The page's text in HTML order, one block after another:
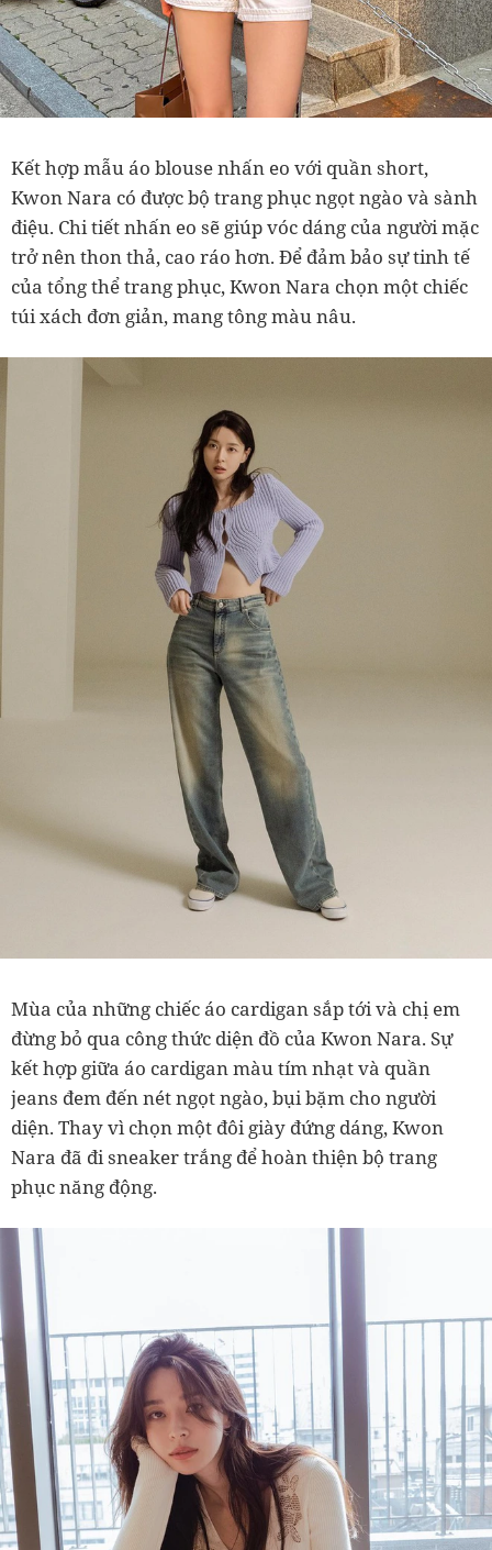
Kết hợp mẫu áo blouse nhấn eo với quần short,
Kwon Nara có được bộ trang phục ngọt ngào và sành
điệu. Chi tiết nhấn eo sẽ giúp vóc dáng của người mặc
trở nên thon thả, cao ráo hơn. Để đảm bảo sự tinh tế
của tổng thể trang phục, Kwon Nara chọn một chiếc
túi xách đơn giản, mang tông màu nâu.
Mùa của những chiếc áo cardigan sắp tới và chị em
đừng bỏ qua công thức diện đồ của Kwon Nara. Sự
kết hợp giữa áo cardigan màu tím nhạt và quần
jeans đem đến nét ngọt ngào, bụi bặm cho người
diện. Thay vì chọn một đôi giày đứng dáng, Kwon
Nara đã đi sneaker trắng để hoàn thiện bộ trang
phục năng động.